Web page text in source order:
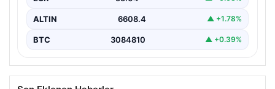
ALTIN 6608.4 ▲ +1.78%
BTC 3084810 ▲ +0.39%